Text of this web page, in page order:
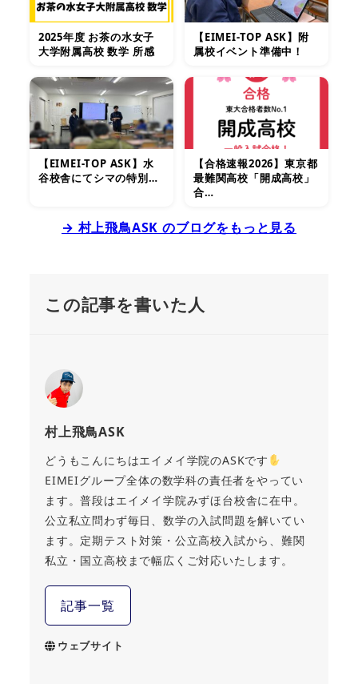
2025年度 お茶の水女子
大学附属高校 数学 所感
【EIMEI-TOP ASK】附
属校イベント準備中！
【EIMEI-TOP ASK】水
谷校舎にてシマの特別…
【合格速報2026】東京都
最難関高校「開成高校」
合…
→ 村上飛鳥ASK のブログをもっと見る
この記事を書いた人
村上飛鳥ASK
どうもこんにちはエイメイ学院のASKです
EIMEIグループ全体の数学科の責任者をやってい
ます。普段はエイメイ学院みずほ台校舎に在中。
公立私立問わず毎日、数学の入試問題を解いてい
ます。定期テスト対策・公立高校入試から、難関
私立・国立高校まで幅広くご対応いたします。
記事一覧
ウェブサイト